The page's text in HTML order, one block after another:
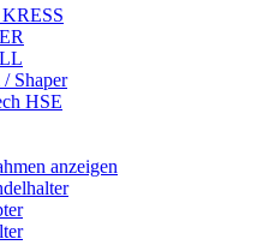
/ Shaper
HSE
anzeigen